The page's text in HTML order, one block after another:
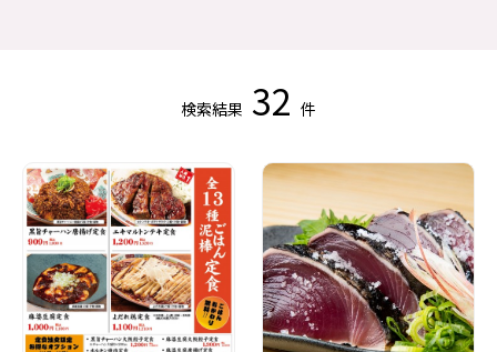
検索結果 32 件